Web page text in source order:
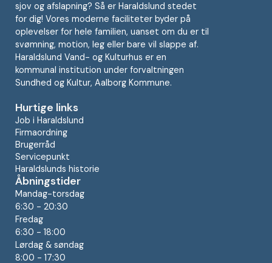
sjov og afslapning? Så er Haraldslund stedet
for dig! Vores moderne faciliteter byder på
oplevelser for hele familien, uanset om du er til
svømning, motion, leg eller bare vil slappe af.
Haraldslund Vand- og Kulturhus er en
kommunal institution under forvaltningen
Sundhed og Kultur, Aalborg Kommune.
Hurtige links
Job i Haraldslund
Firmaordning
Brugerråd
Servicepunkt
Haraldslunds historie
Åbningstider
Mandag-torsdag
6:30 - 20:30
Fredag
6:30 - 18:00
Lørdag & søndag
8:00 - 17:30